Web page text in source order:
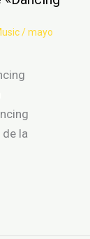
/mayo
la